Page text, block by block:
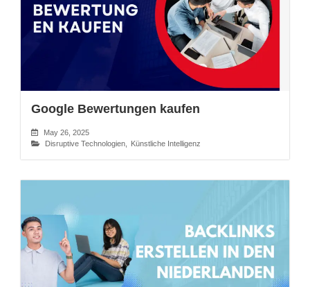
Google Bewertungen kaufen
May 26, 2025
Disruptive Technologien
Künstliche Intelligenz